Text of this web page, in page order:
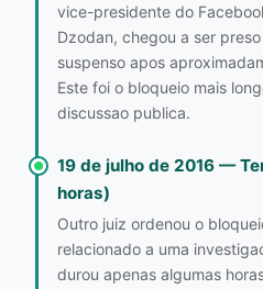
vice-presidente do
Dzodan, chegou a ser
suspenso apos
Este foi o bloqueio mais
discussao publica.
19 de julho de 2016 —
horas)
Outro juiz ordenou o
relacionado a uma
durou apenas algumas